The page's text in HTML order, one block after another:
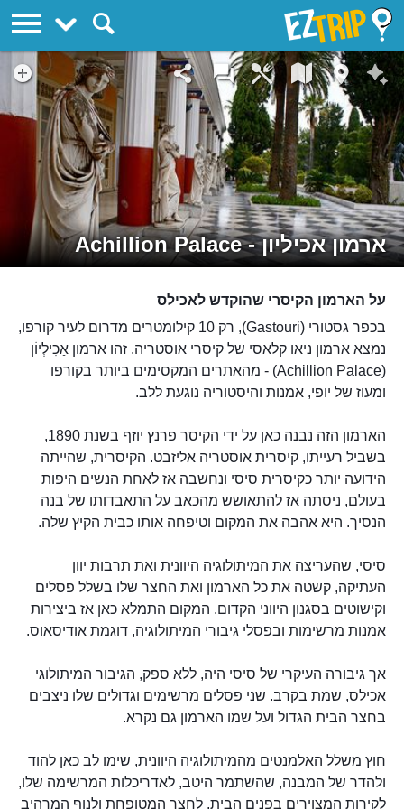
ארמון אכיליון - Achillion Palace
על הארמון הקיסרי שהוקדש לאכילס
בכפר גסטורי (Gastouri), רק 10 קילומטרים מדרום לעיר קורפו,
נמצא ארמון ניאו קלאסי של קיסרי אוסטריה. זהו ארמון אַכִילְיוֹן
(Achillion Palace) - מהאתרים המקסימים ביותר בקורפו
ומעוז של יופי, אמנות והיסטוריה נוגעת ללב.
הארמון הזה נבנה כאן על ידי הקיסר פרנץ יוזף בשנת 1890,
בשביל רעייתו, קיסרית אוסטריה אליזבט. הקיסרית, שהייתה
הידועה יותר כקיסרית סיסי ונחשבה אז לאחת הנשים היפות
בעולם, ניסתה אז להתאושש מהכאב על התאבדותו של בנה
הנסיך. היא אהבה את המקום וטיפחה אותו כבית הקיץ שלה.
סיסי, שהעריצה את המיתולוגיה היוונית ואת תרבות יוון
העתיקה, קשטה את כל הארמון ואת החצר שלו בשלל פסלים
וקישוטים בסגנון היווני הקדום. המקום התמלא כאן אז ביצירות
אמנות מרשימות ובפסלי גיבורי המיתולוגיה, דוגמת אודיסאוס.
אך גיבורה העיקרי של סיסי היה, ללא ספק, הגיבור המיתולוגי
אכילס, שמת בקרב. שני פסלים מרשימים וגדולים שלו ניצבים
בחצר הבית הגדול ועל שמו הארמון גם נקרא.
חוץ משלל האלמנטים מהמיתולוגיה היוונית, שימו לב כאן להוד
ולהדר של המבנה, שהשתמר היטב, לאדריכלות המרשימה שלו,
לקירות המצוירים בפנים הבית, לחצר המטופחת ולנוף המרהיב
EZTrip